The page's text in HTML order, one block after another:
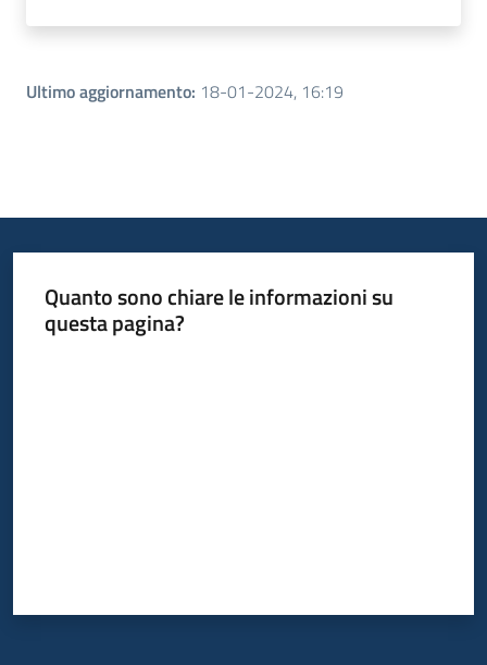
Ultimo aggiornamento: 18-01-2024, 16:19
Quanto sono chiare le informazioni su
questa pagina?